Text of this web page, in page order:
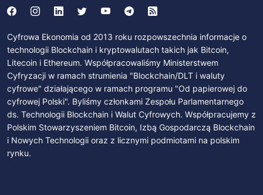
Cyfrowa Ekonomia od 2013 roku rozpowszechnia informacje o
technologii Blockchain i kryptowalutach takich jak Bitcoin,
Litecoin i Ethereum. Współpracowaliśmy Ministerstwem
Cyfryzacji w ramach strumienia "Blockchain/DLT i waluty
cyfrowe" działającego w ramach programu "Od papierowej do
cyfrowej Polski". Byliśmy członkami Zespołu Parlamentarnego
ds. Technologii Blockchain i Walut Cyfrowych. Współpracujemy z
Polskim Stowarzyszeniem Bitcoin, Izbą Gospodarczą Blockchain
i Nowych Technologii oraz z licznymi podmiotami na polskim
rynku.